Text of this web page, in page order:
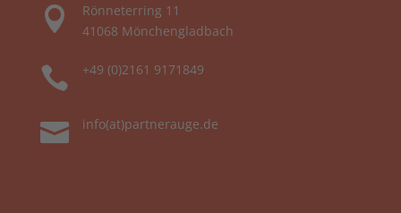

Rönneterring 11
41068 Mönchengladbach
 +49 (0)2161 9171849
 info(at)partnerauge.de